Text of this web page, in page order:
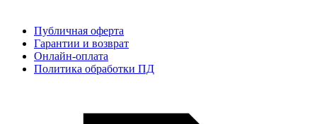
Публичная оферта
Гарантии и возврат
Онлайн-оплата
Политика обработки ПД